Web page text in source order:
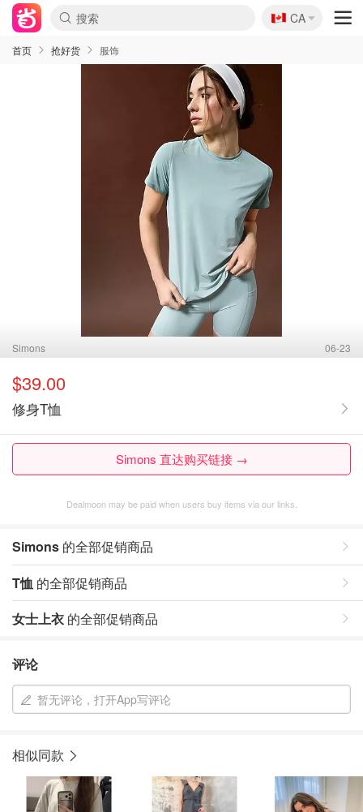
🇨🇦
CA
首页 抢好货 服饰
Simons 06-23
$39.00
修身T恤
Simons 直达购买链接 →
Dealmoon may be paid when users buy items via our links.
Simons 的全部促销商品
T恤 的全部促销商品
女士上衣 的全部促销商品
评论
暂无评论，打开App写评论
相似同款